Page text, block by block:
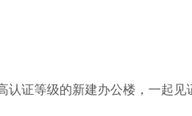
认证等级的新建办公楼，一起见